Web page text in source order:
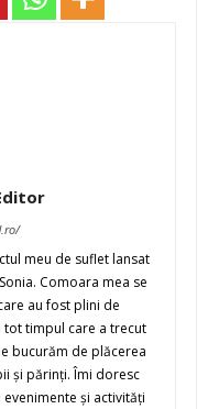
meu de suflet lansat
Comoara mea se
au fost plini de
timpul care a trecut
bucurăm de plăcerea
şi părinţi. Îmi doresc
şi activităţi